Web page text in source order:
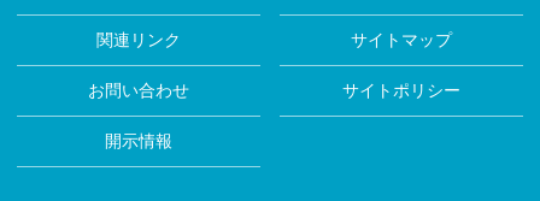
関連リンク サイトマップ
お問い合わせ サイトポリシー
開示情報